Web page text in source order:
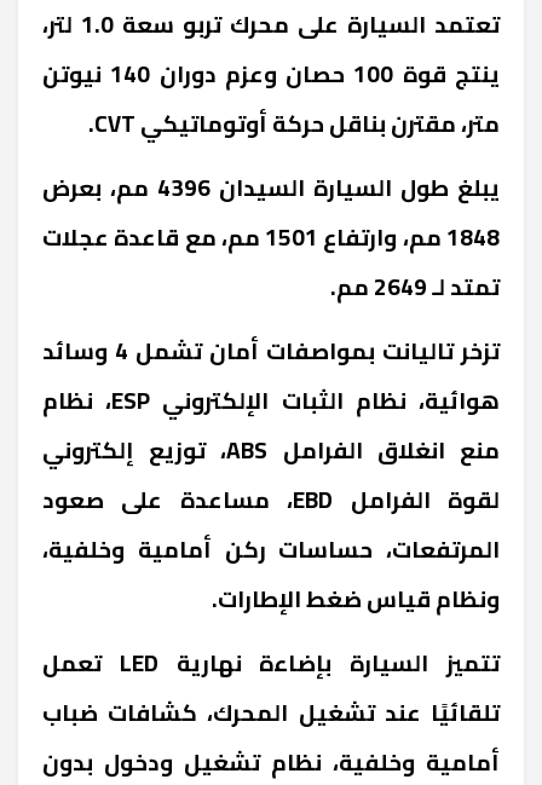
تعتمد السيارة على محرك تربو سعة 1.0 لتر،
ينتج قوة 100 حصان وعزم دوران 140 نيوتن
متر، مقترن بناقل حركة أوتوماتيكي CVT.
يبلغ طول السيارة السيدان 4396 مم، بعرض
1848 مم، وارتفاع 1501 مم، مع قاعدة عجلات
تمتد لـ 2649 مم.
تزخر تاليانت بمواصفات أمان تشمل 4 وسائد
هوائية، نظام الثبات الإلكتروني ESP، نظام
منع انغلاق الفرامل ABS، توزيع إلكتروني
لقوة الفرامل EBD، مساعدة على صعود
المرتفعات، حساسات ركن أمامية وخلفية،
ونظام قياس ضغط الإطارات.
تتميز السيارة بإضاءة نهارية LED تعمل
تلقائيًا عند تشغيل المحرك، كشافات ضباب
أمامية وخلفية، نظام تشغيل ودخول بدون